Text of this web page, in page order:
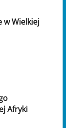
w Wielkiej
Afryki